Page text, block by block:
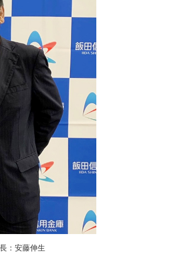
：安藤伸生